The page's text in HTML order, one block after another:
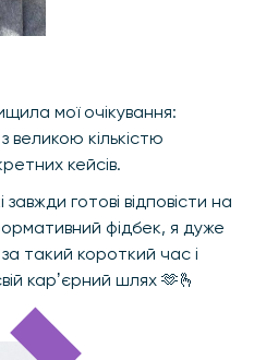
мої очікування:
великою кількістю
кейсів.
готові відповісти на
фідбек, я дуже
такий короткий час і
карʼєрний шлях 🫶🫰